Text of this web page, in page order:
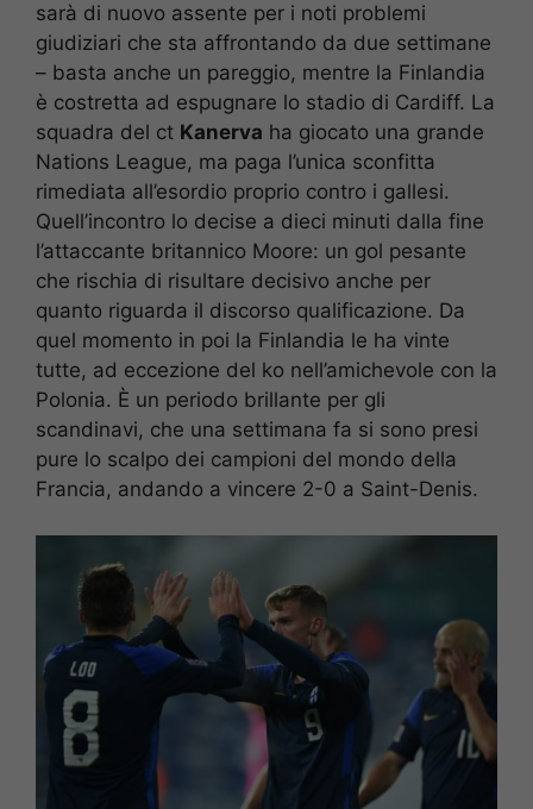
sarà di nuovo assente per i noti problemi
giudiziari che sta affrontando da due settimane
– basta anche un pareggio, mentre la Finlandia
è costretta ad espugnare lo stadio di Cardiff. La
squadra del ct Kanerva ha giocato una grande
Nations League, ma paga l’unica sconfitta
rimediata all’esordio proprio contro i gallesi.
Quell’incontro lo decise a dieci minuti dalla fine
l’attaccante britannico Moore: un gol pesante
che rischia di risultare decisivo anche per
quanto riguarda il discorso qualificazione. Da
quel momento in poi la Finlandia le ha vinte
tutte, ad eccezione del ko nell’amichevole con la
Polonia. È un periodo brillante per gli
scandinavi, che una settimana fa si sono presi
pure lo scalpo dei campioni del mondo della
Francia, andando a vincere 2-0 a Saint-Denis.